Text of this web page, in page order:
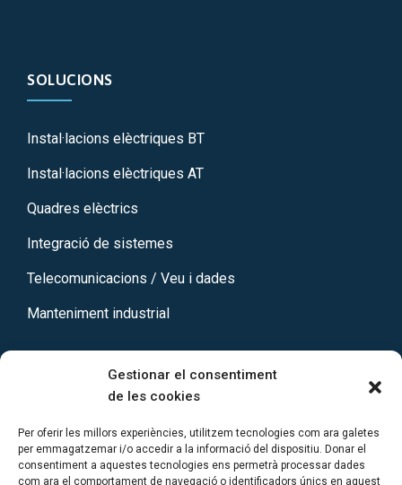
Gestionar el consentiment
de les cookies
Per oferir les millors experiències, utilitzem tecnologies com ara galetes
per emmagatzemar i/o accedir a la informació del dispositiu. Donar el
consentiment a aquestes tecnologies ens permetrà processar dades
com ara el comportament de navegació o identificadors únics en aquest
SOLUCIONS
Instal·lacions elèctriques BT
Instal·lacions elèctriques AT
Quadres elèctrics
Integració de sistemes
Telecomunicacions / Veu i dades
Manteniment industrial
938 89 10 46